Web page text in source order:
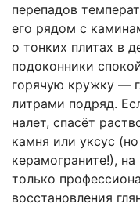
перепадов
его рядом с
о тонких плитах в
подоконники
горячую кружку —
литрами подряд.
налет, спасёт
камня или уксус
керамограните!),
только
восстановления